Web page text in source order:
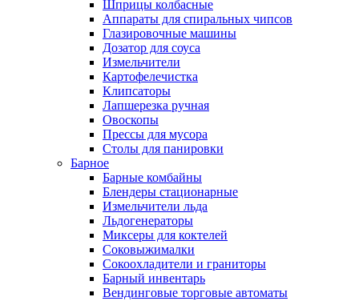
Шприцы колбасные
Аппараты для спиральных чипсов
Глазировочные машины
Дозатор для соуса
Измельчители
Картофелечистка
Клипсаторы
Лапшерезка ручная
Овоскопы
Прессы для мусора
Столы для панировки
Барное
Барные комбайны
Блендеры стационарные
Измельчители льда
Льдогенераторы
Миксеры для коктелей
Соковыжималки
Сокоохладители и граниторы
Барный инвентарь
Вендинговые торговые автоматы